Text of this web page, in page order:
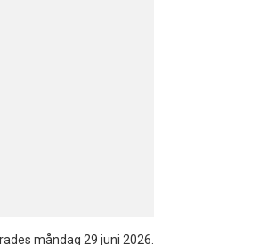
måndag 29 juni 2026.